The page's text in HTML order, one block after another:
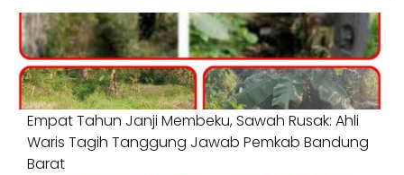
Empat Tahun Janji Membeku, Sawah Rusak: Ahli
Waris Tagih Tanggung Jawab Pemkab Bandung
Barat